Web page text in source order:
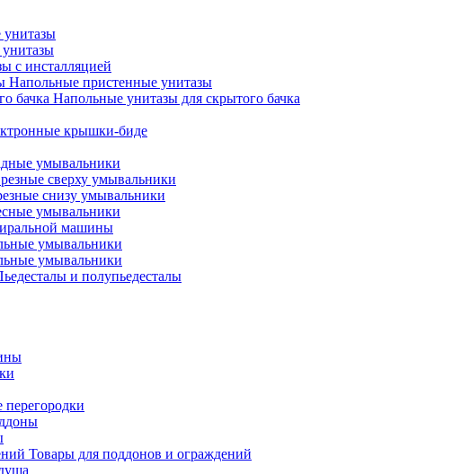
с инсталляцией
Напольные пристенные унитазы
Напольные унитазы для скрытого бачка
крышки-биде
умывальники
сверху умывальники
снизу умывальники
умывальники
машины
умывальники
умывальники
и полупьедесталы
Товары для поддонов и ограждений